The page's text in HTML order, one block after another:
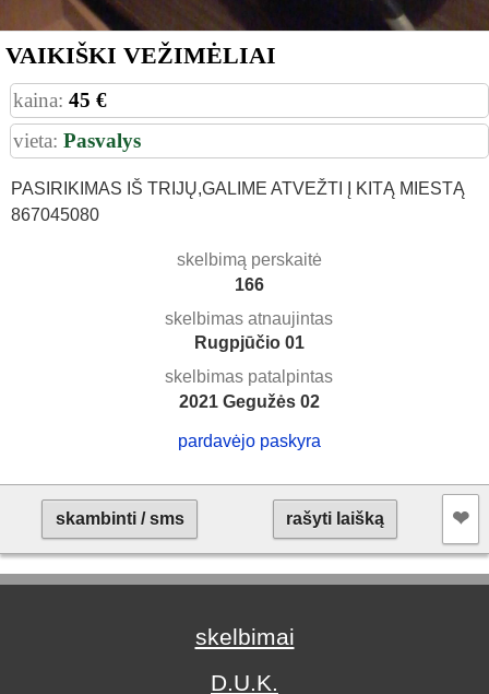
VAIKIŠKI VEŽIMĖLIAI
kaina: 45 €
vieta: Pasvalys
PASIRIKIMAS IŠ TRIJŲ,GALIME ATVEŽTI Į KITĄ MIESTĄ
867045080
skelbimą perskaitė
166
skelbimas atnaujintas
Rugpjūčio 01
skelbimas patalpintas
2021 Gegužės 02
pardavėjo paskyra
skambinti / sms rašyti laišką ❤︎
skelbimai
D.U.K.